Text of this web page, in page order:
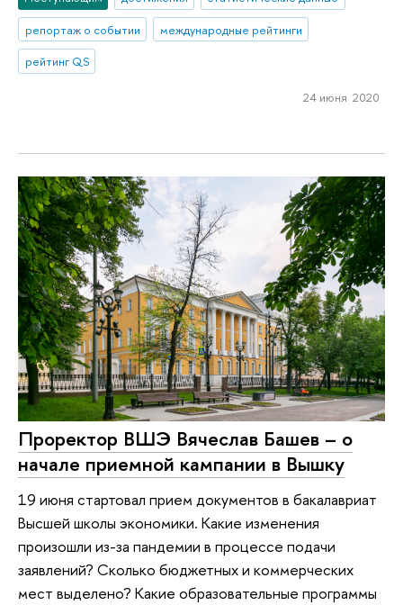
репортаж о событии
международные рейтинги
рейтинг QS
24 июня 2020
Проректор ВШЭ Вячеслав Башев – о
начале приемной кампании в Вышку
19 июня стартовал прием документов в бакалавриат
Высшей школы экономики. Какие изменения
произошли из-за пандемии в процессе подачи
заявлений? Сколько бюджетных и коммерческих
мест выделено? Какие образовательные программы